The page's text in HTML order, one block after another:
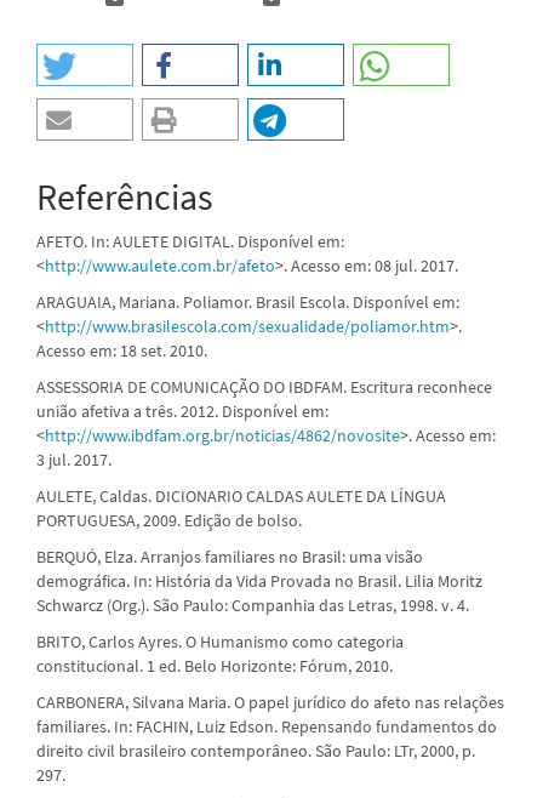
Referências
AFETO. In: AULETE DIGITAL. Disponível em:
<http://www.aulete.com.br/afeto>. Acesso em: 08 jul. 2017.
ARAGUAIA, Mariana. Poliamor. Brasil Escola. Disponível em:
<http://www.brasilescola.com/sexualidade/poliamor.htm>.
Acesso em: 18 set. 2010.
ASSESSORIA DE COMUNICAÇÃO DO IBDFAM. Escritura reconhece
união afetiva a três. 2012. Disponível em:
<http://www.ibdfam.org.br/noticias/4862/novosite>. Acesso em:
3 jul. 2017.
AULETE, Caldas. DICIONARIO CALDAS AULETE DA LÍNGUA
PORTUGUESA, 2009. Edição de bolso.
BERQUÓ, Elza. Arranjos familiares no Brasil: uma visão
demográfica. In: História da Vida Provada no Brasil. Lilia Moritz
Schwarcz (Org.). São Paulo: Companhia das Letras, 1998. v. 4.
BRITO, Carlos Ayres. O Humanismo como categoria
constitucional. 1 ed. Belo Horizonte: Fórum, 2010.
CARBONERA, Silvana Maria. O papel jurídico do afeto nas relações
familiares. In: FACHIN, Luiz Edson. Repensando fundamentos do
direito civil brasileiro contemporâneo. São Paulo: LTr, 2000, p.
297.